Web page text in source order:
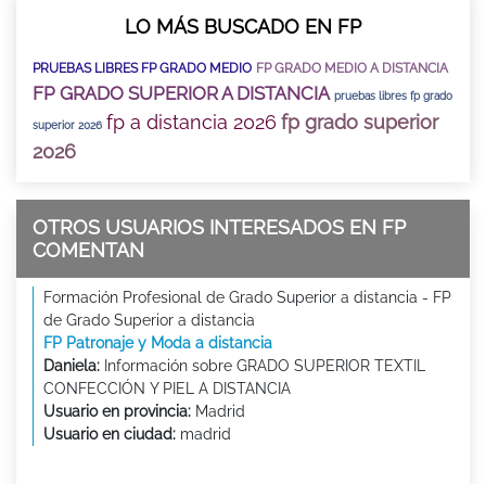
LO MÁS BUSCADO EN FP
PRUEBAS LIBRES FP GRADO MEDIO FP GRADO MEDIO A DISTANCIA
FP GRADO SUPERIOR A DISTANCIA pruebas libres fp grado
superior 2026 fp a distancia 2026 fp grado superior
2026
OTROS USUARIOS INTERESADOS EN FP
COMENTAN
Formación Profesional de Grado Superior a distancia - FP
de Grado Superior a distancia
FP Patronaje y Moda a distancia
Daniela: Información sobre GRADO SUPERIOR TEXTIL
CONFECCIÓN Y PIEL A DISTANCIA
Usuario en provincia: Madrid
Usuario en ciudad: madrid